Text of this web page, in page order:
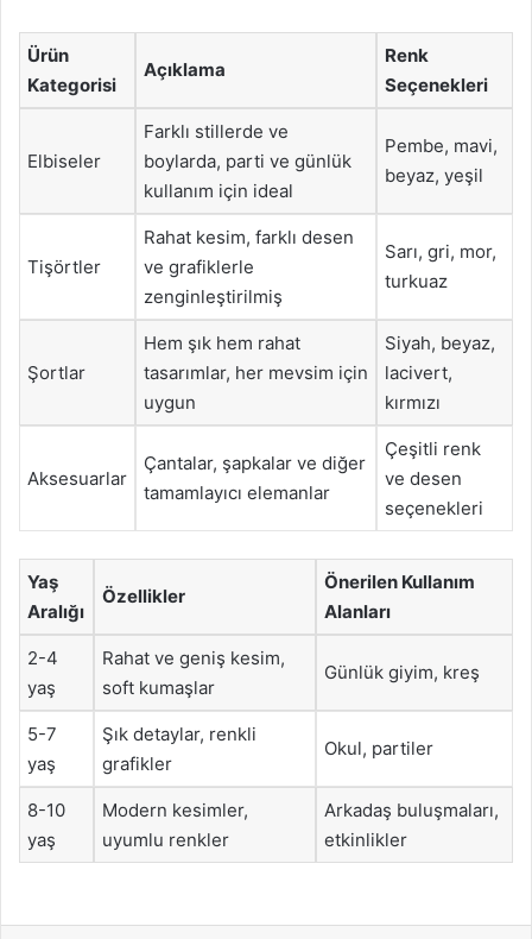
Ürün
Kategorisi
Açıklama
Renk
Seçenekleri
Elbiseler
Farklı stillerde ve
boylarda, parti ve günlük
kullanım için ideal
Pembe, mavi,
beyaz, yeşil
Tişörtler
Rahat kesim, farklı desen
ve grafiklerle
zenginleştirilmiş
Sarı, gri, mor,
turkuaz
Şortlar
Hem şık hem rahat
tasarımlar, her mevsim için
uygun
Siyah, beyaz,
lacivert,
kırmızı
Aksesuarlar
Çantalar, şapkalar ve diğer
tamamlayıcı elemanlar
Çeşitli renk
ve desen
seçenekleri
Yaş
Aralığı
Özellikler
Önerilen Kullanım
Alanları
2-4
yaş
Rahat ve geniş kesim,
soft kumaşlar
Günlük giyim, kreş
5-7
yaş
Şık detaylar, renkli
grafikler
Okul, partiler
8-10
yaş
Modern kesimler,
uyumlu renkler
Arkadaş buluşmaları,
etkinlikler